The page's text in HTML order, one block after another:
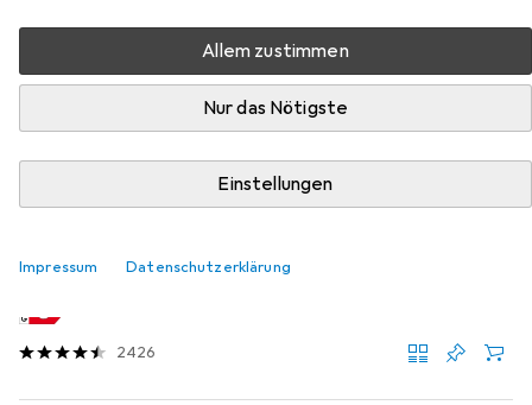
Allem zustimmen
Nur das Nötigste
Einstellungen
Impressum Datenschutzerklärung
Tischlampe
Philips Hue
Play Basis + Erweiterung
2426